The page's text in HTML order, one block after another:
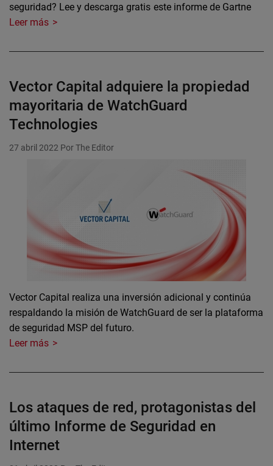
seguridad? Lee y descarga gratis este informe de Gartne
Leer más
Vector Capital adquiere la propiedad
mayoritaria de WatchGuard
Technologies
27 abril 2022 Por The Editor
Vector Capital realiza una inversión adicional y continúa
respaldando la misión de WatchGuard de ser la plataforma
de seguridad MSP del futuro.
Leer más
Los ataques de red, protagonistas del
último Informe de Seguridad en
Internet